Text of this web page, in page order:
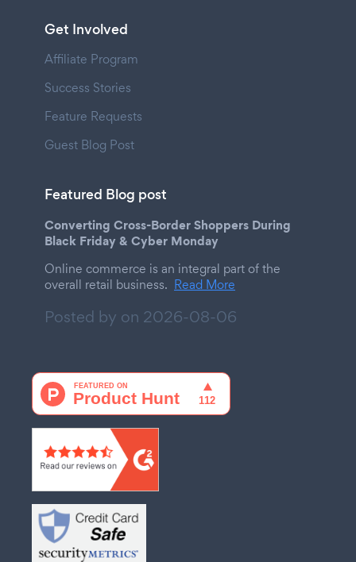
Get Involved
Affiliate Program
Success Stories
Feature Requests
Guest Blog Post
Featured Blog post
Converting Cross-Border Shoppers During
Black Friday & Cyber Monday
Online commerce is an integral part of the
overall retail business. Read More
Posted by on 2026-08-06